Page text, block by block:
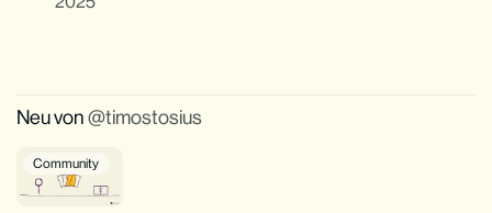
Neu von timostosius
Community